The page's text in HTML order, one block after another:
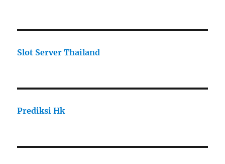
Slot Server Thailand
Prediksi Hk